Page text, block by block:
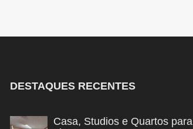
DESTAQUES RECENTES
Casa, Studios e Quartos para